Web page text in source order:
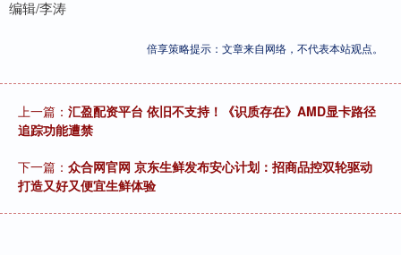
编辑/李涛
倍享策略提示：文章来自网络，不代表本站观点。
上一篇： 汇盈配资平台 依旧不支持！《识质存在》AMD显卡路径
追踪功能遭禁
下一篇： 众合网官网 京东生鲜发布安心计划：招商品控双轮驱动
打造又好又便宜生鲜体验